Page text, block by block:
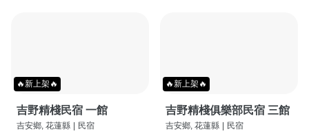
🔥新上架🔥
吉野精棧民宿 一館
吉安鄉, 花蓮縣 | 民宿
🔥新上架🔥
吉野精棧俱樂部民宿 三館
吉安鄉, 花蓮縣 | 民宿